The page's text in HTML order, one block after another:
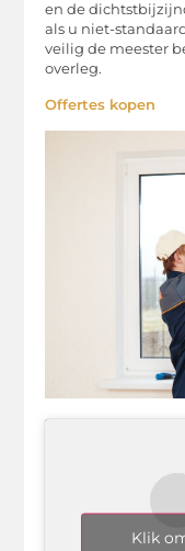
en de
als u niet-
veilig de meester
overleg.
Offertes kopen
Klik